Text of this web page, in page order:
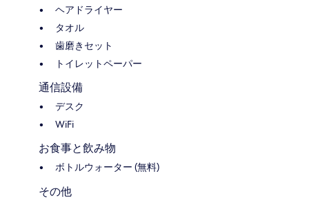
ヘアドライヤー
タオル
歯磨きセット
トイレットペーパー
通信設備
デスク
WiFi
お食事と飲み物
ボトルウォーター (無料)
その他